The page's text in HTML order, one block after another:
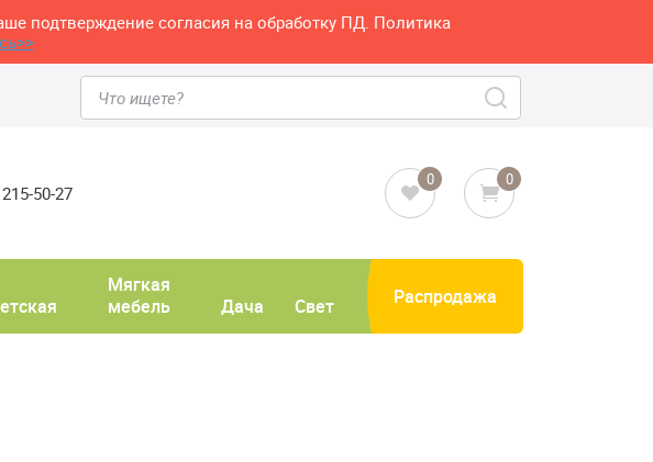
подтверждение согласия на обработку ПД. Политика
50-27
0 0
Мягкая
мебель
Дача Свет Распродажа